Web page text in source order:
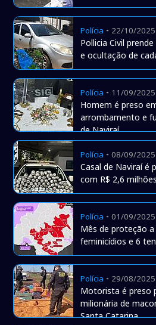
Polícia - 22/10/
Pollicia Civil
e ocultação de
Polícia - 11/09/
Homem é preso
arrombamento e
de Naviraí
Polícia -08/09/
Casal de Naviraí é
com R$ 2,6
Polícia -01/09/
Mês de proteção
feminicídios e 6
Polícia - 29/08/
Motorista é preso
milionária de
Santa Catarina